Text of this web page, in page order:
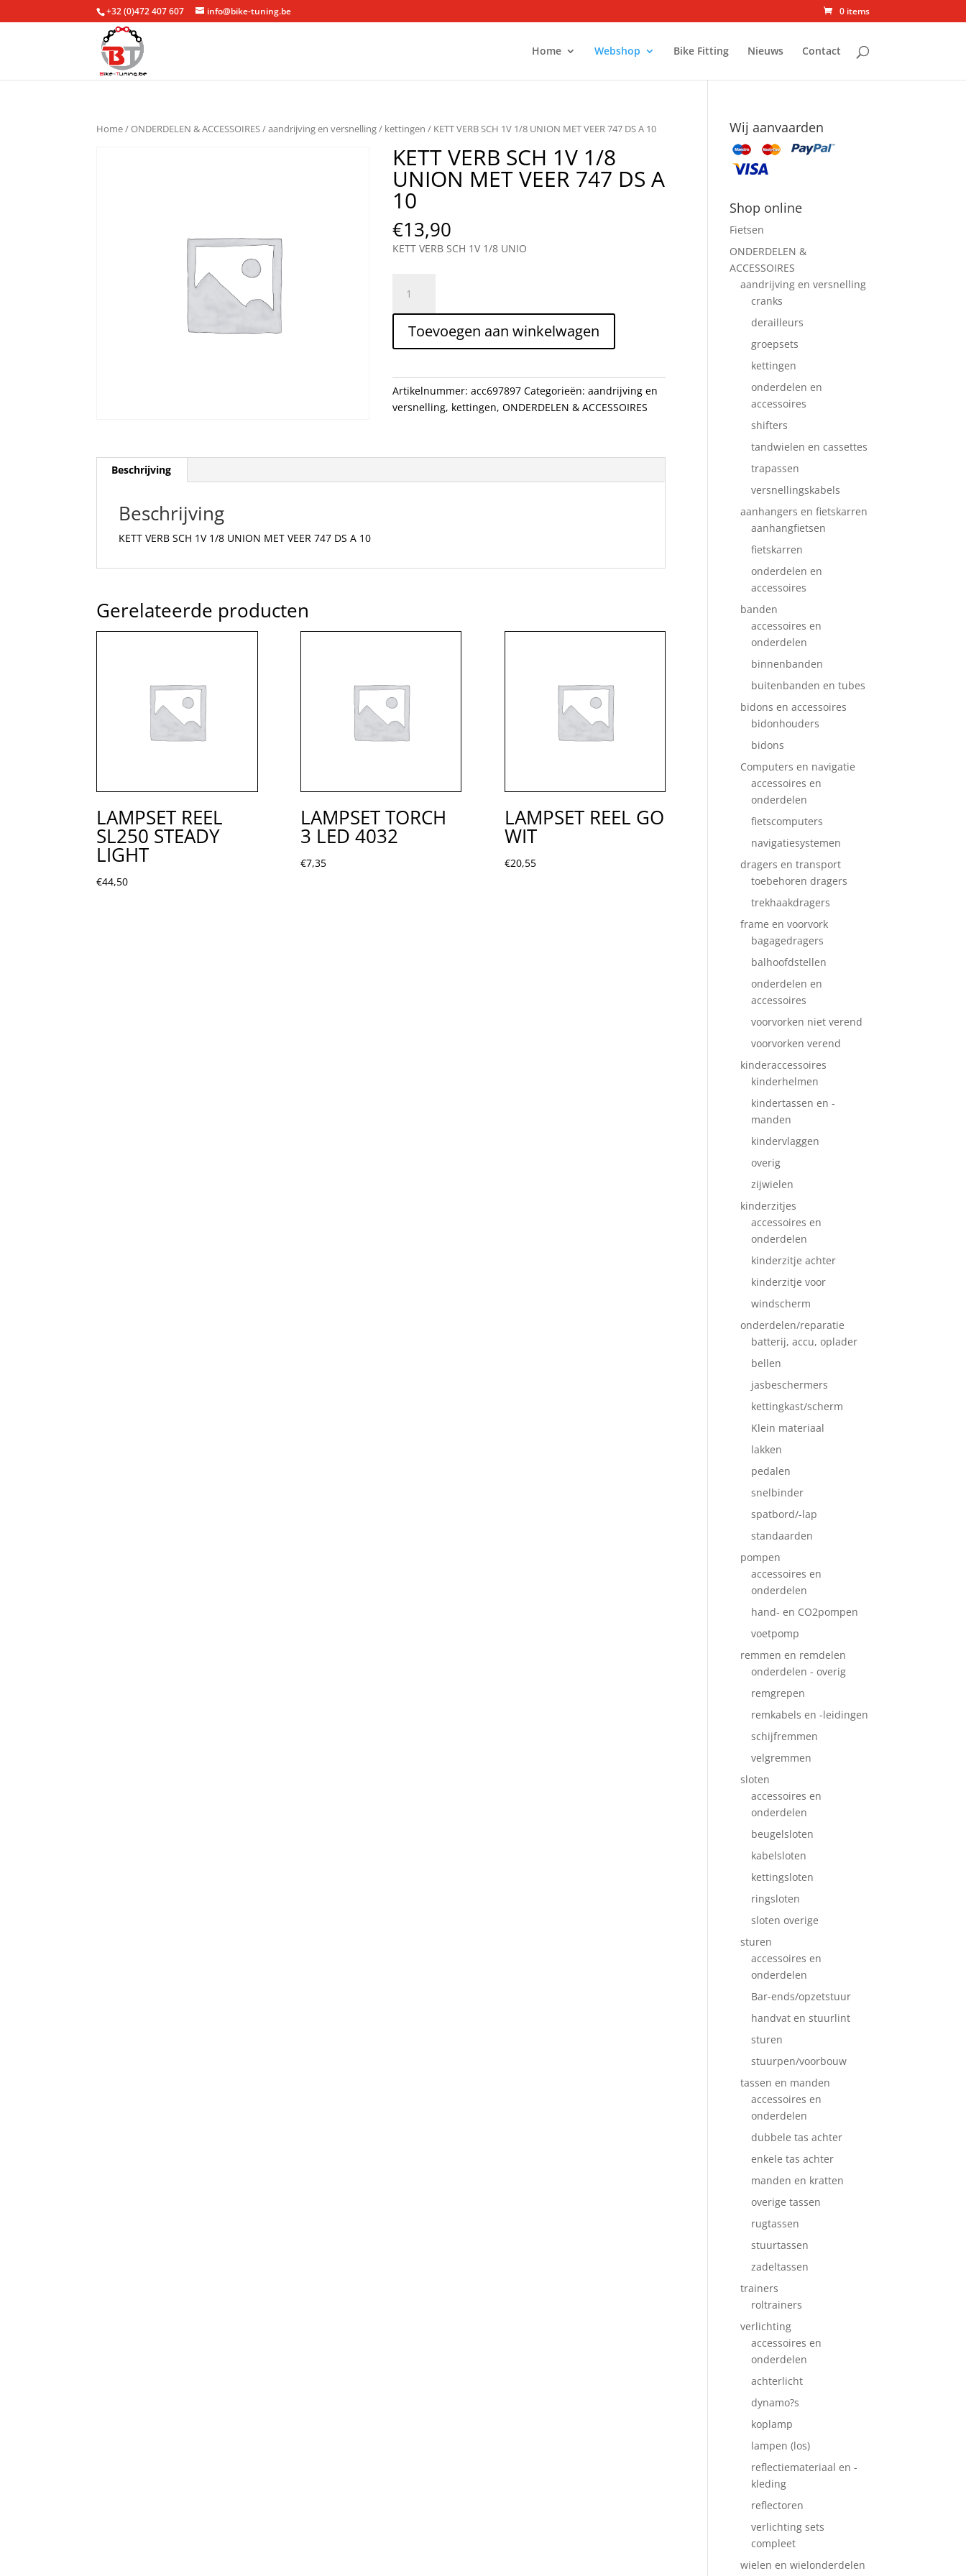
+32 (0)472 407 607 info@bike-tuning.be 0 items
Home Webshop Bike Fitting Nieuws Contact
Home/ONDERDELEN & ACCESSOIRES/aandrijving en versnelling/ kettingen / KETT VERB SCH 1V 1/8 UNION MET VEER 747 DS A 10
KETT VERB SCH 1V 1/8
UNION MET VEER 747 DS A
10
€13,90
KETT VERB SCH 1V 1/8 UNIO
VERB
SCH
1/8
MET
VEER
747
aantal
Toevoegen aan winkelwagen
Artikelnummer:acc697897 Categorieën:aandrijving en
versnelling, kettingen,ONDERDELEN & ACCESSOIRES
Beschrijving
Beschrijving
KETT VERB SCH 1V 1/8 UNION MET VEER 747 DS A 10
Gerelateerde producten
LAMPSET REEL
SL250 STEADY
LIGHT
€44,50
LAMPSET TORCH
3 LED 4032
€7,35
LAMPSET REEL GO
WIT
€20,55
Wij aanvaarden
Shop online
Fietsen
ONDERDELEN &
ACCESSOIRES
aandrijving en versnelling
cranks
derailleurs
groepsets
kettingen
onderdelen en
accessoires
shifters
tandwielen en cassettes
trapassen
versnellingskabels
aanhangers en fietskarren
aanhangfietsen
fietskarren
onderdelen en
accessoires
banden
accessoires en
onderdelen
binnenbanden
buitenbanden en tubes
bidons en accessoires
bidonhouders
bidons
Computers en navigatie
accessoires en
onderdelen
fietscomputers
navigatiesystemen
dragers en transport
toebehoren dragers
trekhaakdragers
frame en voorvork
bagagedragers
balhoofdstellen
onderdelen en
accessoires
voorvorken niet verend
voorvorken verend
kinderaccessoires
kinderhelmen
kindertassen en -
manden
kindervlaggen
overig
zijwielen
kinderzitjes
accessoires en
onderdelen
kinderzitje achter
kinderzitje voor
windscherm
onderdelen/reparatie
batterij, accu, oplader
bellen
jasbeschermers
kettingkast/scherm
Klein materiaal
lakken
pedalen
snelbinder
spatbord/-lap
standaarden
pompen
accessoires en
onderdelen
hand- en CO2pompen
voetpomp
remmen en remdelen
onderdelen - overig
remgrepen
remkabels en -leidingen
schijfremmen
velgremmen
sloten
accessoires en
onderdelen
beugelsloten
kabelsloten
kettingsloten
ringsloten
sloten overige
sturen
accessoires en
onderdelen
Bar-ends/opzetstuur
handvat en stuurlint
sturen
stuurpen/voorbouw
tassen en manden
accessoires en
onderdelen
dubbele tas achter
enkele tas achter
manden en kratten
overige tassen
rugtassen
stuurtassen
zadeltassen
trainers
roltrainers
verlichting
accessoires en
onderdelen
achterlicht
dynamo?s
koplamp
lampen (los)
reflectiemateriaal en -
kleding
reflectoren
verlichting sets
compleet
wielen en wielonderdelen